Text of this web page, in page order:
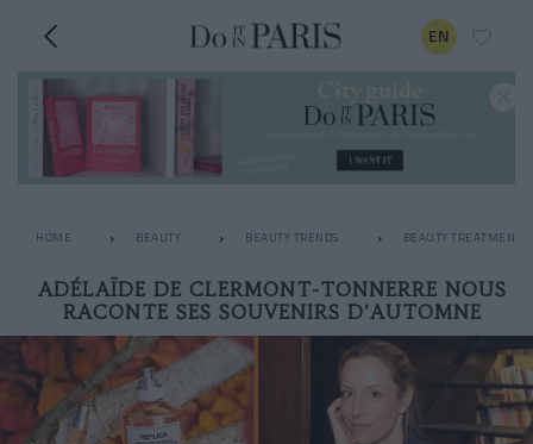
EN
HOME BEAUTY BEAUTY TRENDS BEAUTY TREATMENTS
ADÉLAÏDE DE CLERMONT-TONNERRE NOUS
RACONTE SES SOUVENIRS D’AUTOMNE